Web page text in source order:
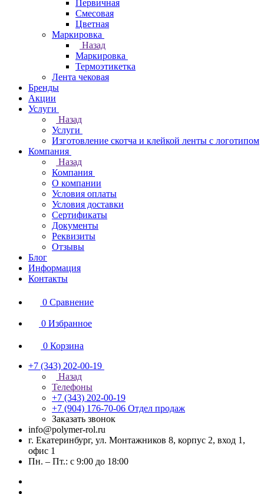
Первичная
Смесовая
Цветная
Маркировка
Назад
Маркировка
Термоэтикетка
Лента чековая
Бренды
Акции
Услуги
Назад
Услуги
Изготовление скотча и клейкой ленты с логотипом
Компания
Назад
Компания
О компании
Условия оплаты
Условия доставки
Сертификаты
Документы
Реквизиты
Отзывы
Блог
Информация
Контакты
0 Сравнение
0 Избранное
0 Корзина
+7 (343) 202-00-19
Назад
Телефоны
+7 (343) 202-00-19
+7 (904) 176-70-06 Отдел продаж
Заказать звонок
info@polymer-rol.ru
г. Екатеринбург, ул. Монтажников 8, корпус 2, вход 1,
офис 1
Пн. – Пт.: с 9:00 до 18:00